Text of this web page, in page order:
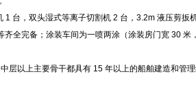
台，双头湿式等离子切割机 2 台，3.2m 液压剪扳
全完备；涂装车间为一喷两涂（涂装房门宽 30
层以上主要骨干都具有 15 年以上的船舶建造和管